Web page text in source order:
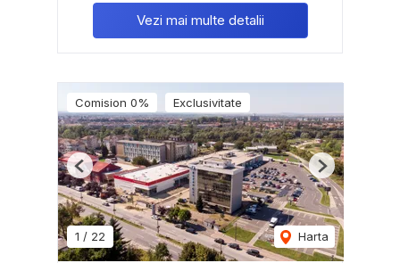
Vezi mai multe detalii
Comision 0% Exclusivitate
1 / 22 Harta
Previous Next